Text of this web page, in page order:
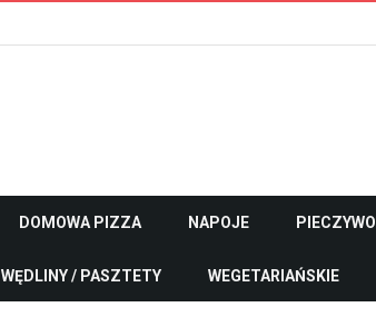
DOMOWA PIZZA NAPOJE PIECZYWO
WĘDLINY / PASZTETY WEGETARIAŃSKIE